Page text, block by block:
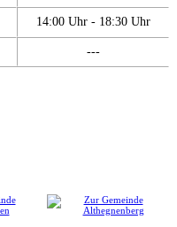
14:00 Uhr - 18:30 Uhr
---